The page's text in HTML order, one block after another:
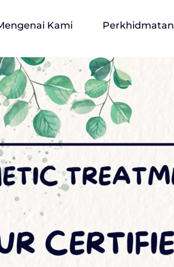
Kami Perkhidmatan